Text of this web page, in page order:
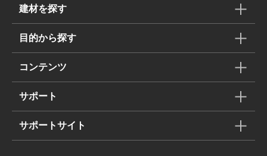
建材を探す
目的から探す
コンテンツ
サポート
サポートサイト